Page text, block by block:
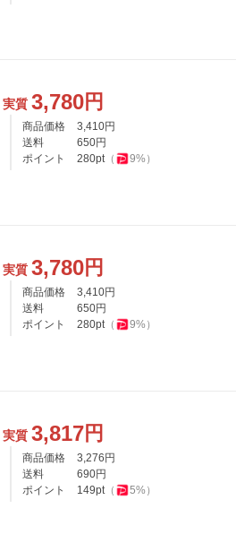
実質 3,780円
商品価格 3,410円
送料
650円
ポイント
280pt（ 9%）
実質 3,780円
商品価格 3,410円
送料
650円
ポイント
280pt（ 9%）
実質 3,817円
商品価格 3,276 円
送料
690円
ポイント
149pt（ 5%）